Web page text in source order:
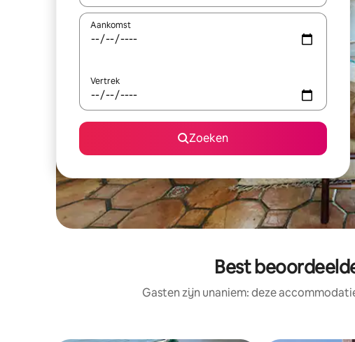
Aankomst
Vertrek
Zoeken
Best
Gasten zijn unaniem: deze